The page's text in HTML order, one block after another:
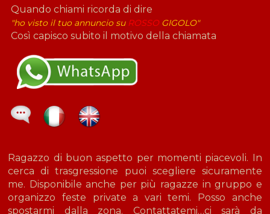
Quando chiami ricorda di dire
"ho visto il tuo annuncio su ROSSO GIGOLO"
Così capisco subito il motivo della chiamata
Ragazzo di buon aspetto per momenti piacevoli. In
cerca di trasgressione puoi scegliere sicuramente
me. Disponibile anche per più ragazze in gruppo e
organizzo feste private a vari temi. Posso anche
spostarmi dalla zona. Contattatemi…ci sarà da